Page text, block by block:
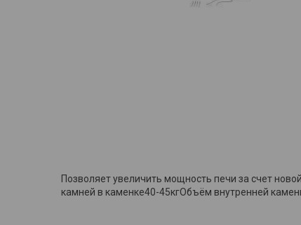
Позволяет увеличить мощность печи за счет
камней в каменке40-45кгОбъём внутренней